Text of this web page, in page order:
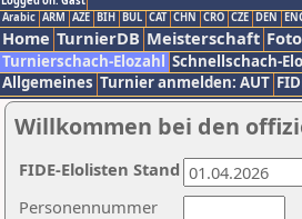
Arabic ARM AZE BIH BUL CAT CHN CRO CZE DEN
Home TurnierDB Meisterschaft
Turnierschach-Elozahl Schnellschach-
Allgemeines Turnier anmelden: AUT
Willkommen bei den
Personennummer
FIDE-Elolisten Stand